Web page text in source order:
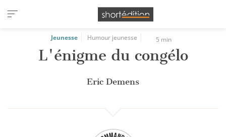
Panneau de gestion des cookies
Jeunesse Humour jeunesse 5 min
L'énigme du congélo
Eric Demens